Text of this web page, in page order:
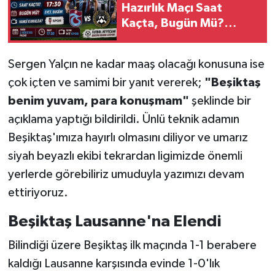
Hazırlık Maçı Saat
Kaçta, Bugün Mü?
Sergen Yalçın ne kadar maaş olacağı konusuna ise
çok içten ve samimi bir yanıt vererek; "Beşiktaş
benim yuvam, para konuşmam" şeklinde bir
açıklama yaptığı bildirildi. Ünlü teknik adamın
Beşiktaş'ımıza hayırlı olmasını diliyor ve umarız
siyah beyazlı ekibi tekrardan ligimizde önemli
yerlerde görebiliriz umuduyla yazımızı devam
ettiriyoruz.
Beşiktaş Lausanne'na Elendi
Bilindiği üzere Beşiktaş ilk maçında 1-1 berabere
kaldığı Lausanne karşısında evinde 1-0'lık